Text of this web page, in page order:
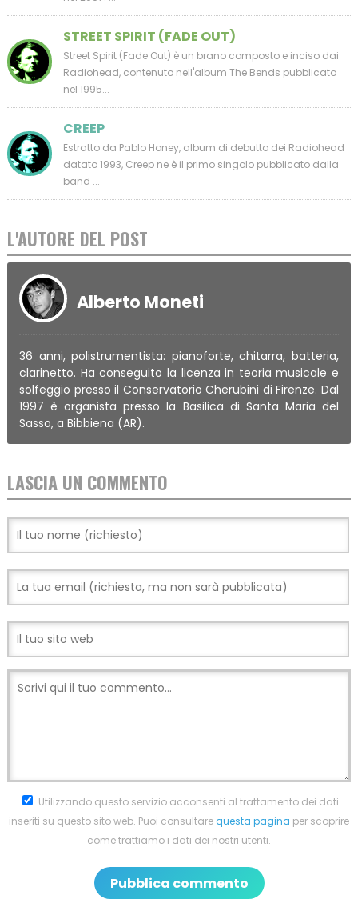
STREET SPIRIT (FADE OUT)
Street Spirit (Fade Out) è un brano composto e inciso dai
Radiohead, contenuto nell'album The Bends pubblicato
nel 1995...
CREEP
Estratto da Pablo Honey, album di debutto dei Radiohead
datato 1993, Creep ne è il primo singolo pubblicato dalla
band ...
L'AUTORE DEL POST
Alberto Moneti
36 anni, polistrumentista: pianoforte, chitarra, batteria,
clarinetto. Ha conseguito la licenza in teoria musicale e
solfeggio presso il Conservatorio Cherubini di Firenze. Dal
1997 è organista presso la Basilica di Santa Maria del
Sasso, a Bibbiena (AR).
LASCIA UN COMMENTO
Utilizzando questo servizio acconsenti al trattamento dei dati
inseriti su questo sito web. Puoi consultarequesta pagina per scoprire
come trattiamo i dati dei nostri utenti.